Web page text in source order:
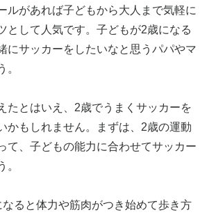
ルがあれば子どもから大人まで気軽に
として人気です。子どもが2歳になる
にサッカーをしたいなと思うパパやマ
。
たとはいえ、2歳でうまくサッカーを
かもしれません。まずは、2歳の運動
て、子どもの能力に合わせてサッカー
。
ると体力や筋肉がつき始めて歩き方